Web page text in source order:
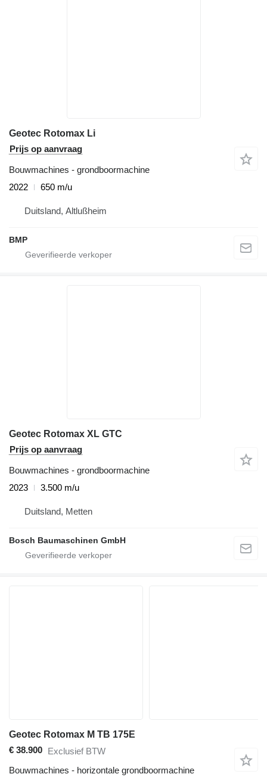
Geotec Rotomax Li
Prijs op aanvraag
Bouwmachines - grondboormachine
2022
650 m/u
Duitsland, Altlußheim
BMP
Geotec Rotomax XL GTC
Prijs op aanvraag
Bouwmachines - grondboormachine
2023
3.500 m/u
Duitsland, Metten
Bosch Baumaschinen GmbH
Geotec Rotomax M TB 175E
€ 38.900 Exclusief BTW
Bouwmachines - horizontale grondboormachine